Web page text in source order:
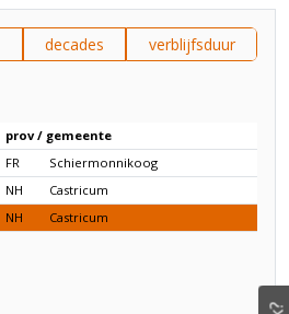
decades verblijfsduur
prov / gemeente
FR
Schiermonnikoog
NH
Castricum
NH Castricum